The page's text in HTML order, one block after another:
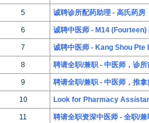
5 诚聘诊所配药助理 - 高氏药房
6 诚聘中医师 - M14 (Fourteen)
7 诚聘中医师 - Kang Shou Pte
8 聘请全职/兼职 - 中医师，诊
9 聘请全职/兼职 - 中医师，推
10 Look for Pharmacy
11 聘请全职资深中医师 - 全职/